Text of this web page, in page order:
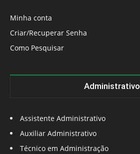
Minha conta
Criar/Recuperar Senha
Como Pesquisar
Administrativo
Assistente Administrativo
Auxiliar Administrativo
Técnico em Administração